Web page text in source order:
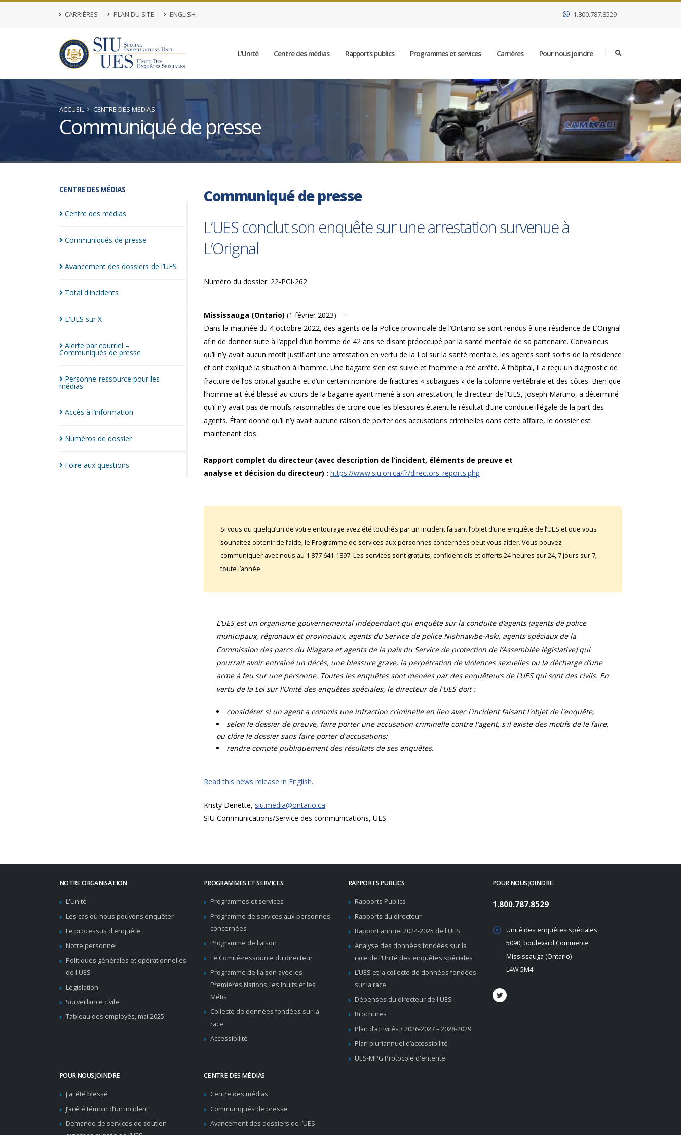
CARRIÈRES PLAN DU SITE ENGLISH 1.800.787.8529
L'Unité Centre des médias Rapports publics Programmes et services Carrières Pour nous joindre
ACCUEIL CENTRE DES MÉDIAS
Communiqué de presse
CENTRE DES MÉDIAS
Centre des médias
Communiqués de presse
Avancement des dossiers de l’UES
Total d'incidents
L'UES surX
Alerte par courriel –
Communiqués de presse
Personne-ressource pour les
médias
Accès à l’information
Numéros de dossier
Foire aux questions
Communiqué de presse
L’UES conclut son enquête sur une arrestation survenue à
L’Orignal
Numéro du dossier: 22-PCI-262
Mississauga (Ontario) (1 février 2023) ---
Dans la matinée du 4 octobre 2022, des agents de la Police provinciale de l’Ontario se sont rendus à une résidence de L’Orignal
afin de donner suite à l’appel d’un homme de 42 ans se disant préoccupé par la santé mentale de sa partenaire. Convaincus
qu’il n’y avait aucun motif justifiant une arrestation en vertu de la Loi sur la santé mentale, les agents sont sortis de la résidence
et ont expliqué la situation à l’homme. Une bagarre s’en est suivie et l’homme a été arrêté. À l’hôpital, il a reçu un diagnostic de
fracture de l’os orbital gauche et d’un certain nombre de fractures « subaiguës » de la colonne vertébrale et des côtes. Bien que
l’homme ait été blessé au cours de la bagarre ayant mené à son arrestation, le directeur de l’UES, Joseph Martino, a déterminé
qu’il n’y avait pas de motifs raisonnables de croire que les blessures étaient le résultat d’une conduite illégale de la part des
agents. Étant donné qu’il n’y avait aucune raison de porter des accusations criminelles dans cette affaire, le dossier est
maintenant clos.
Rapport complet du directeur (avec description de l’incident, éléments de preuve et
analyse et décision du directeur) : https://www.siu.on.ca/fr/directors_reports.php
Si vous ou quelqu’un de votre entourage avez été touchés par un incident faisant l’objet d’une enquête de l’UES et que vous
souhaitez obtenir de l’aide, le Programme de services aux personnes concernées peut vous aider. Vous pouvez
communiquer avec nous au 1 877 641-1897. Les services sont gratuits, confidentiels et offerts 24 heures sur 24, 7 jours sur 7,
toute l’année.
L’UES est un organisme gouvernemental indépendant qui enquête sur la conduite d’agents (agents de police
municipaux, régionaux et provinciaux, agents du Service de police Nishnawbe-Aski, agents spéciaux de la
Commission des parcs du Niagara et agents de la paix du Service de protection de l’Assemblée législative) qui
pourrait avoir entraîné un décès, une blessure grave, la perpétration de violences sexuelles ou la décharge d’une
arme à feu sur une personne. Toutes les enquêtes sont menées par des enquêteurs de l'UES qui sont des civils. En
vertu de la Loi sur l'Unité des enquêtes spéciales, le directeur de l'UES doit :
considérer si un agent a commis une infraction criminelle en lien avec l'incident faisant l'objet de l'enquête;
selon le dossier de preuve, faire porter une accusation criminelle contre l'agent, s'il existe des motifs de le faire,
ou clôre le dossier sans faire porter d'accusations;
rendre compte publiquement des résultats de ses enquêtes.
Read this news release in English.
Kristy Denette, siu.media@ontario.ca
SIU Communications/Service des communications, UES
NOTRE ORGANISATION
L'Unité
Les cas où nous pouvons enquêter
Le processus d'enquête
Notre personnel
Politiques générales et opérationnelles
de l'UES
Législation
Surveillance civile
Tableau des employés, mai 2025
PROGRAMMES ET SERVICES
Programmes et services
Programme de services aux personnes
concernées
Programme de liaison
Le Comité-ressource du directeur
Programme de liaison avec les
Premières Nations, les Inuits et les
Métis
Collecte de données fondées sur la
race
Accessibilité
RAPPORTS PUBLICS
Rapports Publics
Rapports du directeur
Rapport annuel 2024-2025 de l'UES
Analyse des données fondées sur la
race de l’Unité des enquêtes spéciales
L’UES et la collecte de données fondées
sur la race
Dépenses du directeur de l'UES
Brochures
Plan d’activités / 2026-2027 – 2028-2029
Plan pluriannuel d’accessibilité
UES-MPG Protocole d'entente
POUR NOUS JOINDRE
J'ai été blessé
J’ai été témoin d’un incident
Demande de services de soutien
CENTRE DES MÉDIAS
Centre des médias
Communiqués de presse
Avancement des dossiers de l’UES
POUR NOUS JOINDRE
1.800.787.8529
Unité des enquêtes spéciales
5090, boulevard Commerce
Mississauga (Ontario)
L4W 5M4